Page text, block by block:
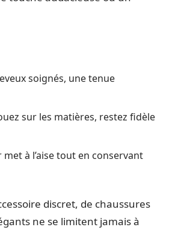
soignés, une tenue
sur les matières, restez fidèle
à l’aise tout en conservant
discret, de chaussures
ne se limitent jamais à